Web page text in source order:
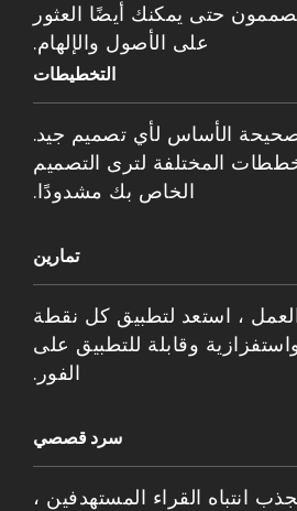
حتى يمكنك أيضًا العثور
على الأصول والإلهام.
التخطيطات
الأساس لأي تصميم جيد.
المختلفة لترى التصميم
الخاص بك مشدودًا.
تمارين
، استعد لتطبيق كل نقطة
وقابلة للتطبيق على
الفور.
سرد قصصي
انتباه القراء المستهدفين ،